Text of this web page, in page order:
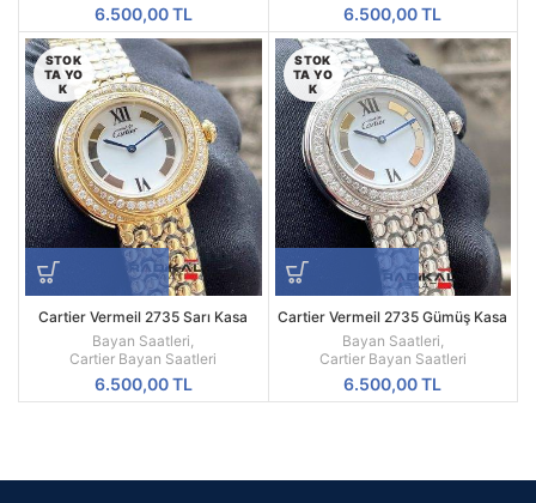
6.500,00TL 6.500,00TL
STOK
TA YO
K
Cartier Vermeil 2735 Sarı Kasa
Cartier Bayan Saati
Bayan Saatleri
Cartier Bayan Saatleri
6.500,00TL
STOK
TA YO
K
Cartier Vermeil 2735 Gümüş Kasa
Cartier Bayan Saati
Bayan Saatleri
Cartier Bayan Saatleri
6.500,00TL